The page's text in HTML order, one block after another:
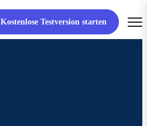
Kostenlose Testversion starten